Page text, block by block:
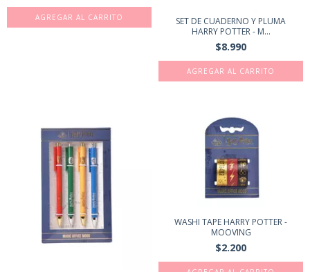
SET DE CUADERNO Y PLUMA
HARRY POTTER - M...
$8.990
WASHI TAPE HARRY POTTER -
MOOVING
$2.200